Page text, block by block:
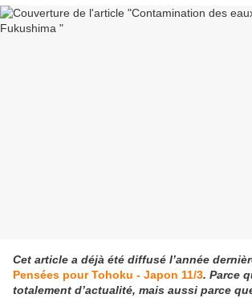
Cet article a déjà été diffusé l’année
Pensées pour Tohoku - Japon 11/3. Parce
totalement d’actualité, mais aussi parce